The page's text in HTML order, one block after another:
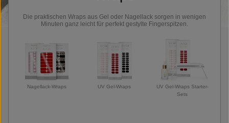
Die praktischen Wraps aus Gel oder Nagellack sorgen in wenigen
Minuten ganz leicht für perfekt gestylte Fingerspitzen.
Nagellack-Wraps UV Gel-Wraps
UV Gel-Wraps Starter-
Sets